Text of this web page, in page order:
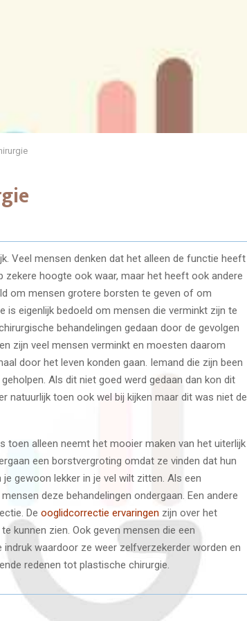
Veel mensen denken dat het alleen de functie heeft
hoogte ook waar, maar het heeft ook andere
om mensen grotere borsten te geven of om
is eigenlijk bedoeld om mensen die verminkt zijn te
behandelingen gedaan door de gevolgen
zijn veel mensen verminkt en moesten daarom
door het leven konden gaan. Iemand die zijn been
Als dit niet goed werd gedaan dan kon dit
natuurlijk toen ook wel bij kijken maar dit was niet de
alleen neemt het mooier maken van het uiterlijk
een borstvergroting omdat ze vinden dat hun
gewoon lekker in je vel wilt zitten. Als een
deze behandelingen ondergaan. Een andere
De ooglidcorrectie ervaringen zijn over het
kunnen zien. Ook geven mensen die een
waardoor ze weer zelfverzekerder worden en
redenen tot plastische chirurgie.